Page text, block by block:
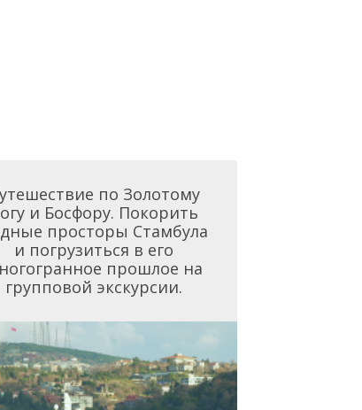
по Золотому
и Босфору. Покорить
просторы Стамбула
и погрузиться в его
прошлое на
групповой экскурсии.